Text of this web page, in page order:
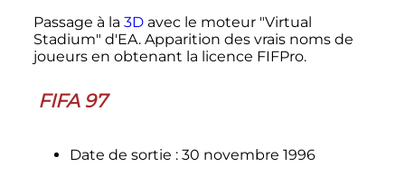
Passage à la 3Davec le moteur "Virtual
Stadium" d'EA. Apparition des vrais noms de
joueurs en obtenant la licence FIFPro.
FIFA 97
Date de sortie : 30 novembre 1996